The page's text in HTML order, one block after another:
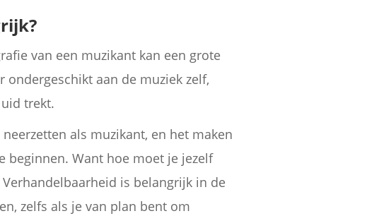
van een muzikant kan een grote
aan de muziek zelf,
trekt.
als muzikant, en het maken
beginnen. Want hoe moet je jezelf
is belangrijk in de
zelfs als je van plan bent om